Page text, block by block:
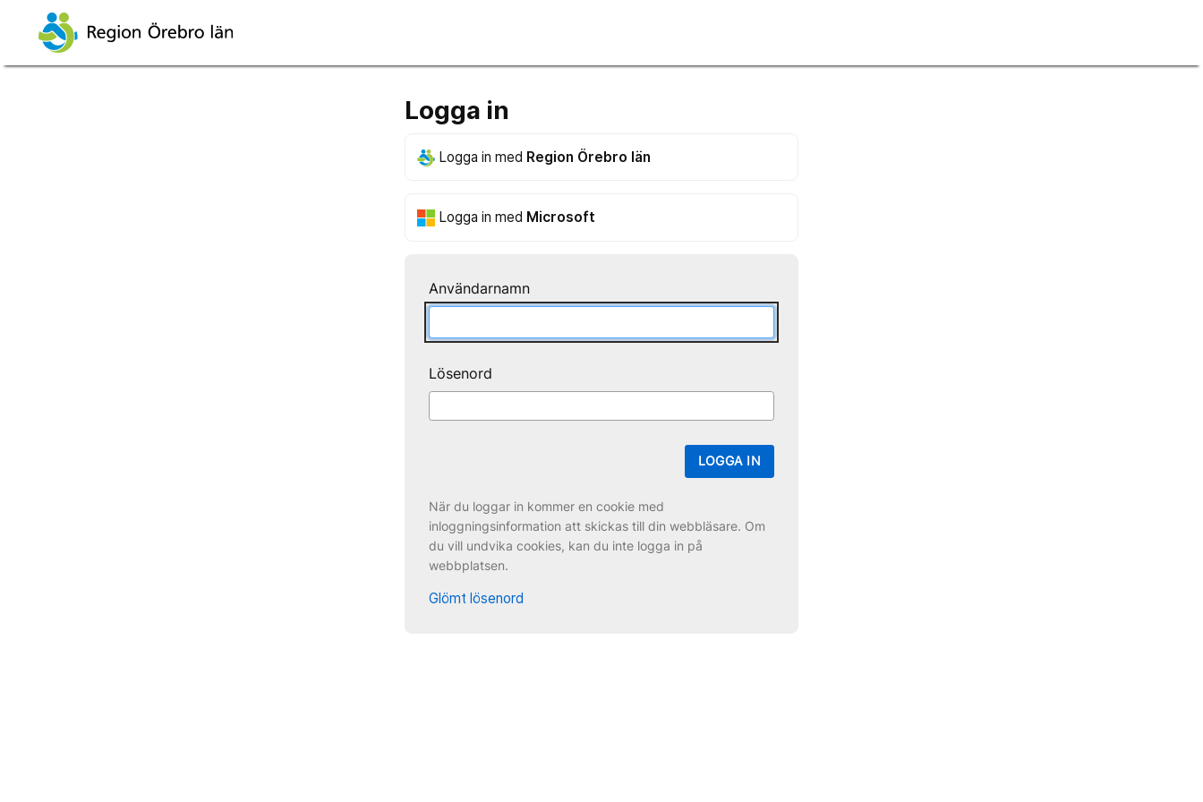
Logga in
Logga in med Region Örebro län
Logga in med Microsoft
Användarnamn
Lösenord
LOGGA IN
När du loggar in kommer en cookie med
inloggningsinformation att skickas till din webbläsare. Om
du vill undvika cookies, kan du inte logga in på
webbplatsen.
Glömt lösenord